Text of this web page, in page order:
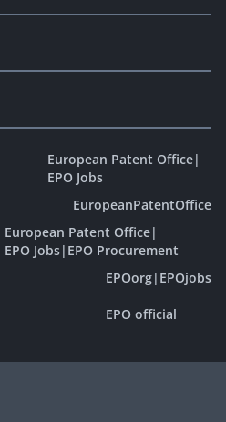
European Patent Office|
EPO Jobs
EuropeanPatentOffice
European Patent Office|
EPO Jobs| EPO Procurement
EPOorg| EPOjobs
EPO official